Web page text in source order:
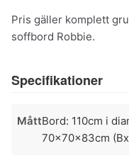
Pris gäller komplett
soffbord Robbie.
Specifikationer
MåttBord: 110cm i
70x70x83cm